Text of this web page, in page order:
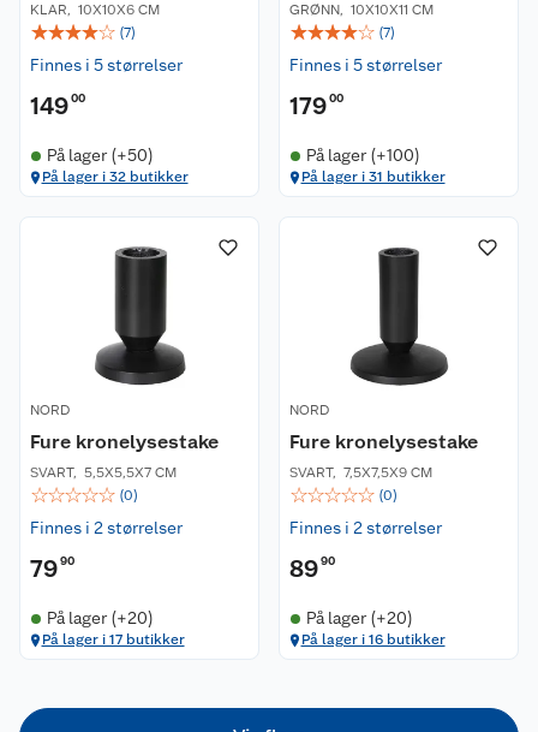
KLAR, 10X10X6 CM
☆☆☆☆☆ (7)
Finnes i 5 størrelser
14900
På lager (+50)
På lager i 32 butikker
GRØNN, 10X10X11 CM
☆☆☆☆☆ (7)
Finnes i 5 størrelser
17900
På lager (+100)
På lager i 31 butikker
NORD
Fure kronelysestake
SVART, 5,5X5,5X7 CM
☆☆☆☆☆ (0)
Finnes i 2 størrelser
7990
På lager (+20)
På lager i 17 butikker
NORD
Fure kronelysestake
SVART, 7,5X7,5X9 CM
☆☆☆☆☆ (0)
Finnes i 2 størrelser
8990
På lager (+20)
På lager i 16 butikker
Våre butikker
Coop kjeder
Ledige stillinger
Sikkerhetsdatablad
Samvirkelag
Kundeservice
Kontakt oss
Reklamasjon og garanti
Betalingsalternativer
Leveringsalternativer
Kjøpsvilkår
Åpent kjøp
Retur av el-avfall
Klikk og hent
Festdrakter til hele familien
Trampoline
Hagemøbler og utemøbler